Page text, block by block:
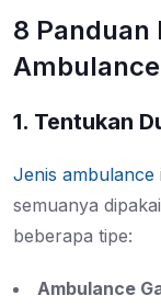
8
Ambulance
1. Tentukan
Jenis ambulance
semuanya
beberapa tipe:
Ambulance